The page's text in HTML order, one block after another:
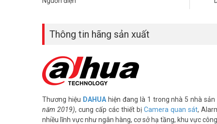
– Chống ngược sáng WDR(120dB).
đỗ xe trái phép.
– Hỗ trợ chụp ảnh khuôn mặt (face detection) kèm phân
– Hỗ trợ chức năng People Counting, Heatmap, phát hiện
– Hỗ trợ khe cắm thẻ nhớ lên đến 256GB
– Hỗ trợ audio in/out 1/1, alarm in/out 2/1
– Chuẩn tương thích Onvif 2.4.
– Chuẩn chống nước IP67, chống va đập IK10
– Điện áp DC12V hoặc PoE (802.3af), Hỗ trợ chức năng
– Nhiệt độ hoạt động: -30°C to +60°C
Thông tin hãng sản xuất
Thương hiệu DAHUAhiện đang là 1 trong nhà 5 nhà
năm 2019), cung cấp các thiết bị Camera quan sát,
nhiều lĩnh vực như ngân hàng, cơ sở hạ tầng, khu vực công